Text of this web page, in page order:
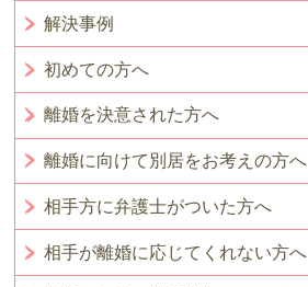
解決事例
初めての方へ
離婚を決意された方へ
離婚に向けて別居をお考えの方へ
相手方に弁護士がついた方へ
相手が離婚に応じてくれない方へ